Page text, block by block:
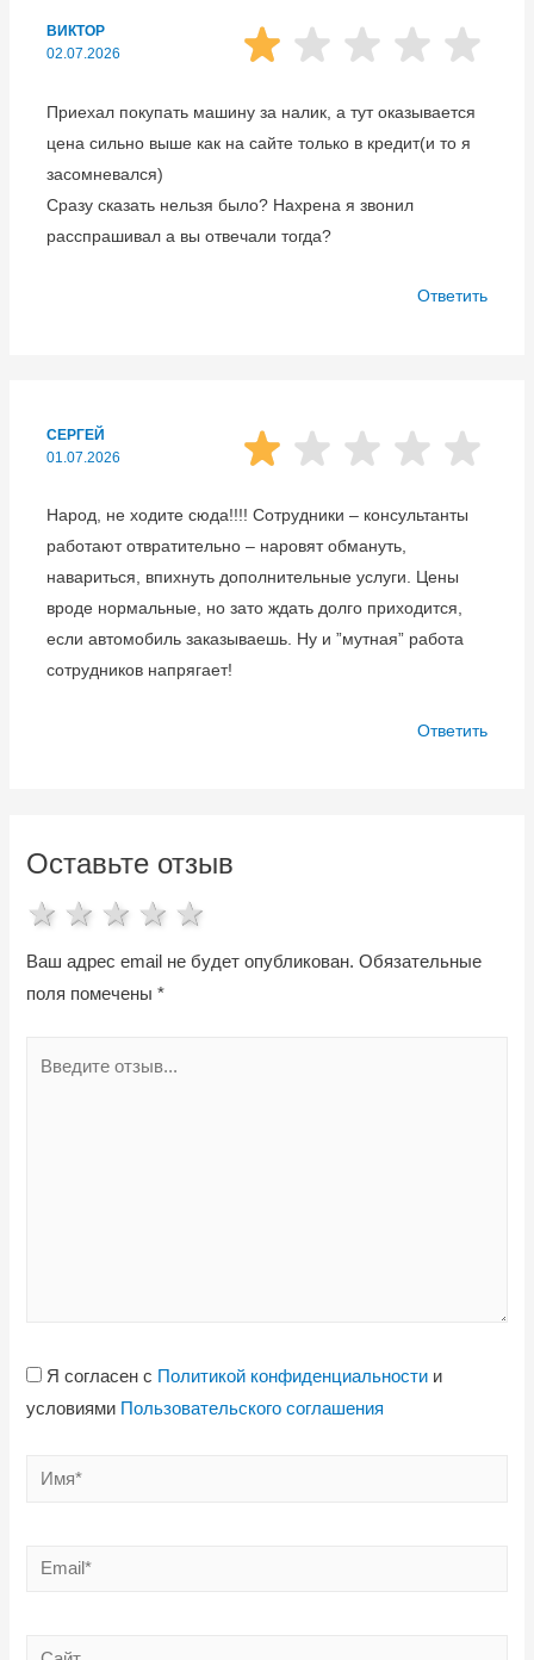
ВИКТОР
02.07.2026
Приехал покупать машину за налик, а тут оказывается
цена сильно выше как на сайте только в кредит(и то я
засомневался)
Сразу сказать нельзя было? Нахрена я звонил
расспрашивал а вы отвечали тогда?
Ответить
СЕРГЕЙ
01.07.2026
Народ, не ходите сюда!!!! Сотрудники – консультанты
работают отвратительно – наровят обмануть,
навариться, впихнуть дополнительные услуги. Цены
вроде нормальные, но зато ждать долго приходится,
если автомобиль заказываешь. Ну и ”мутная” работа
сотрудников напрягает!
Ответить
Оставьте отзыв
4 stars
3 stars
2 stars
1 star
Ваш адрес email не будет опубликован. Обязательные
поля помечены*
Я согласен с Политикой конфиденциальности и
условиями Пользовательского соглашения